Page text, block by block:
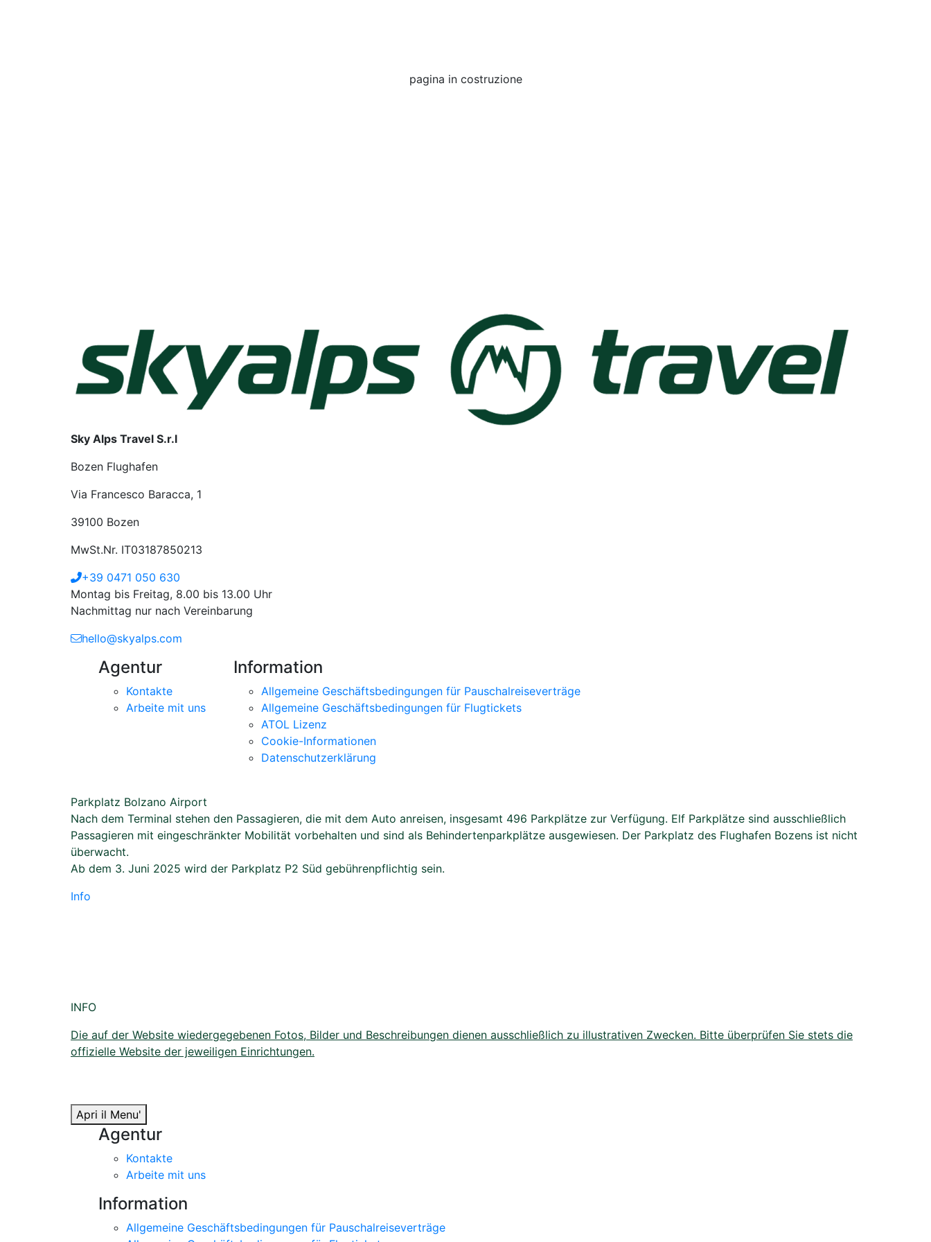
pagina in costruzione
Sky Alps Travel S.r.l
Bozen Flughafen
Via Francesco Baracca, 1
39100 Bozen
MwSt.Nr. IT03187850213
+39 0471 050 630
Montag bis Freitag, 8.00 bis 13.00 Uhr
Nachmittag nur nach Vereinbarung
hello@skyalps.com
Agentur
Kontakte
Arbeite mit uns
Information
Allgemeine Geschäftsbedingungen für Pauschalreiseverträge
Allgemeine Geschäftsbedingungen für Flugtickets
ATOL Lizenz
Cookie-Informationen
Datenschutzerklärung
Parkplatz Bolzano Airport
Nach dem Terminal stehen den Passagieren, die mit dem Auto anreisen, insgesamt 496 Parkplätze zur Verfügung. Elf Parkplätze sind ausschließlich
Passagieren mit eingeschränkter Mobilität vorbehalten und sind als Behindertenparkplätze ausgewiesen. Der Parkplatz des Flughafen Bozens ist nicht
überwacht.
Ab dem 3. Juni 2025 wird der Parkplatz P2 Süd gebührenpflichtig sein.
Info
INFO
Die auf der Website wiedergegebenen Fotos, Bilder und Beschreibungen dienen ausschließlich zu illustrativen Zwecken. Bitte überprüfen Sie stets die
offizielle Website der jeweiligen Einrichtungen.
Apri il Menu'
Agentur
Kontakte
Arbeite mit uns
Information
Allgemeine Geschäftsbedingungen für Pauschalreiseverträge